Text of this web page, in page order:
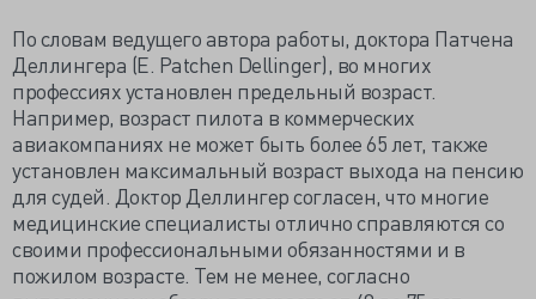
По словам ведущего автора работы, доктора Патчена
Деллингера (E. Patchen Dellinger), во многих
профессиях установлен предельный возраст.
Например, возраст пилота в коммерческих
авиакомпаниях не может быть более 65 лет, также
установлен максимальный возраст выхода на пенсию
для судей. Доктор Деллингер согласен, что многие
медицинские специалисты отлично справляются со
своими профессиональными обязанностями и в
пожилом возрасте. Тем не менее, согласно